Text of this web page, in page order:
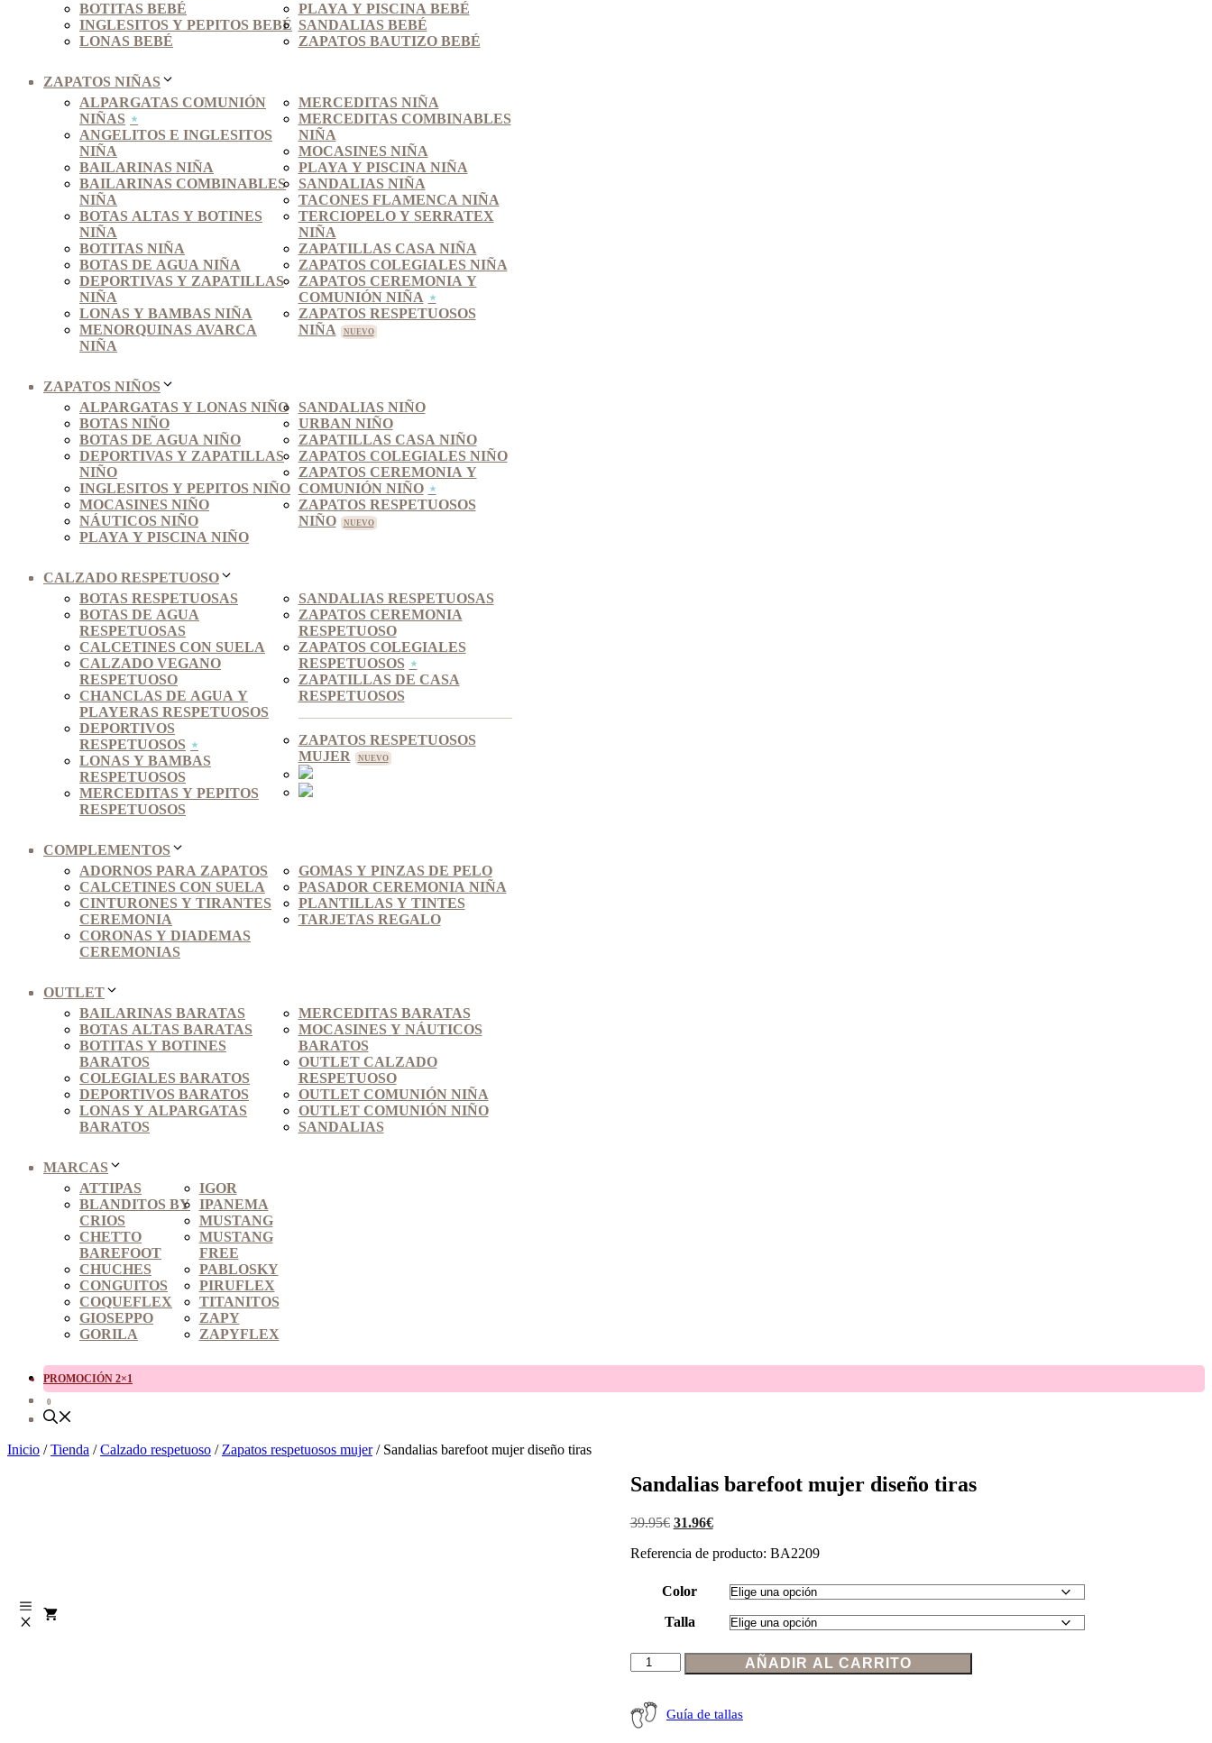
BOTITAS BEBÉ
INGLESITOS Y PEPITOS BEBÉ
LONAS BEBÉ
PLAYA Y PISCINA BEBÉ
SANDALIAS BEBÉ
ZAPATOS BAUTIZO BEBÉ
ZAPATOS NIÑAS
ALPARGATAS COMUNIÓN
NIÑAS
ANGELITOS E INGLESITOS
NIÑA
BAILARINAS NIÑA
BAILARINAS COMBINABLES
NIÑA
BOTAS ALTAS Y BOTINES
NIÑA
BOTITAS NIÑA
BOTAS DE AGUA NIÑA
DEPORTIVAS Y ZAPATILLAS
NIÑA
LONAS Y BAMBAS NIÑA
MENORQUINAS AVARCA
NIÑA
MERCEDITAS NIÑA
MERCEDITAS COMBINABLES
NIÑA
MOCASINES NIÑA
PLAYA Y PISCINA NIÑA
SANDALIAS NIÑA
TACONES FLAMENCA NIÑA
TERCIOPELO Y SERRATEX
NIÑA
ZAPATILLAS CASA NIÑA
ZAPATOS COLEGIALES NIÑA
ZAPATOS CEREMONIA Y
COMUNIÓN NIÑA
ZAPATOS RESPETUOSOS
NIÑA
ZAPATOS NIÑOS
ALPARGATAS Y LONAS NIÑO
BOTAS NIÑO
BOTAS DE AGUA NIÑO
DEPORTIVAS Y ZAPATILLAS
NIÑO
INGLESITOS Y PEPITOS NIÑO
MOCASINES NIÑO
NÁUTICOS NIÑO
PLAYA Y PISCINA NIÑO
SANDALIAS NIÑO
URBAN NIÑO
ZAPATILLAS CASA NIÑO
ZAPATOS COLEGIALES NIÑO
ZAPATOS CEREMONIA Y
COMUNIÓN NIÑO
ZAPATOS RESPETUOSOS
NIÑO
CALZADO RESPETUOSO
BOTAS RESPETUOSAS
BOTAS DE AGUA
RESPETUOSAS
CALCETINES CON SUELA
CALZADO VEGANO
RESPETUOSO
CHANCLAS DE AGUA Y
PLAYERAS RESPETUOSOS
DEPORTIVOS
RESPETUOSOS
LONAS Y BAMBAS
RESPETUOSOS
MERCEDITAS Y PEPITOS
RESPETUOSOS
SANDALIAS RESPETUOSAS
ZAPATOS CEREMONIA
RESPETUOSO
ZAPATOS COLEGIALES
RESPETUOSOS
ZAPATILLAS DE CASA
RESPETUOSOS
ZAPATOS RESPETUOSOS
MUJER
COMPLEMENTOS
ADORNOS PARA ZAPATOS
CALCETINES CON SUELA
CINTURONES Y TIRANTES
CEREMONIA
CORONAS Y DIADEMAS
CEREMONIAS
GOMAS Y PINZAS DE PELO
PASADOR CEREMONIA NIÑA
PLANTILLAS Y TINTES
TARJETAS REGALO
OUTLET
BAILARINAS BARATAS
BOTAS ALTAS BARATAS
BOTITAS Y BOTINES
BARATOS
COLEGIALES BARATOS
DEPORTIVOS BARATOS
LONAS Y ALPARGATAS
BARATOS
MERCEDITAS BARATAS
MOCASINES Y NÁUTICOS
BARATOS
OUTLET CALZADO
RESPETUOSO
OUTLET COMUNIÓN NIÑA
OUTLET COMUNIÓN NIÑO
SANDALIAS
MARCAS
ATTIPAS
BLANDITOS BY
CRIOS
CHETTO
BAREFOOT
CHUCHES
CONGUITOS
COQUEFLEX
GIOSEPPO
GORILA
IGOR
IPANEMA
MUSTANG
MUSTANG
FREE
PABLOSKY
PIRUFLEX
TITANITOS
ZAPY
ZAPYFLEX
PROMOCIÓN 2×1
0
Inicio /Tienda /Calzado respetuoso / Zapatos respetuosos mujer/ Sandalias barefoot mujer diseño tiras
Sandalias barefoot mujer diseño tiras
39.95€ El
original
39.95€.
31.96€El
actual
31.96€.
Referencia de producto: BA2209
Color
Talla
Sandalias
barefoot
diseño
tiras
AÑADIR AL CARRITO
Guía de tallas